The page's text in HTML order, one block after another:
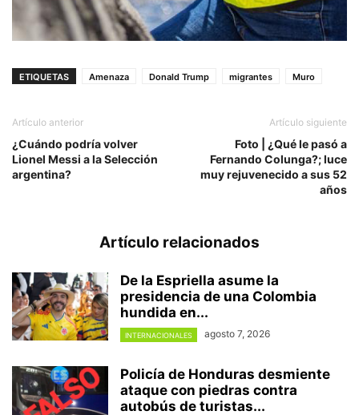
ETIQUETAS Amenaza Donald Trump migrantes Muro
Artículo anterior
¿Cuándo podría volver
Lionel Messi a la Selección
argentina?
Artículo siguiente
Foto | ¿Qué le pasó a
Fernando Colunga?; luce
muy rejuvenecido a sus 52
años
Artículo relacionados
De la Espriella asume la
presidencia de una Colombia
hundida en...
INTERNACIONALES agosto 7, 2026
Policía de Honduras desmiente
ataque con piedras contra
autobús de turistas...